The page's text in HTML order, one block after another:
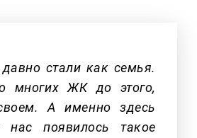
стали как семья.
ЖК до этого,
А именно здесь
нас появилось такое